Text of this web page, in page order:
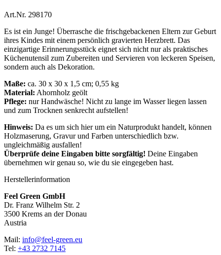
Art.Nr. 298170
Es ist ein Junge! Überrasche die frischgebackenen Eltern zur Geburt
ihres Kindes mit einem persönlich gravierten Herzbrett. Das
einzigartige Erinnerungsstück eignet sich nicht nur als praktisches
Küchenutensil zum Zubereiten und Servieren von leckeren Speisen,
sondern auch als Dekoration.
Maße: ca. 30 x 30 x 1,5 cm; 0,55 kg
Material: Ahornholz geölt
Pflege: nur Handwäsche! Nicht zu lange im Wasser liegen lassen
und zum Trocknen senkrecht aufstellen!
Hinweis: Da es um sich hier um ein Naturprodukt handelt, können
Holzmaserung, Gravur und Farben unterschiedlich bzw.
ungleichmäßig ausfallen!
Überprüfe deine Eingaben bitte sorgfältig! Deine Eingaben
übernehmen wir genau so, wie du sie eingegeben hast.
Herstellerinformation
Feel Green GmbH
Dr. Franz Wilhelm Str. 2
3500 Krems an der Donau
Austria
Mail: info@feel-green.eu
Tel: +43 2732 7145